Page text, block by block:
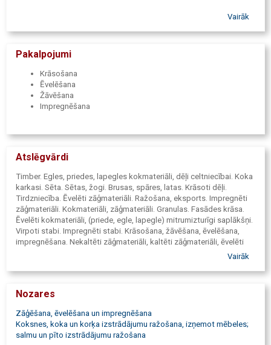
Vairāk
Pakalpojumi
Krāsošana
Ēvelēšana
Žāvēšana
Impregnēšana
Atslēgvārdi
Timber. Egles, priedes, lapegles kokmateriāli, dēļi celtniecībai. Koka
karkasi. Sēta. Sētas, žogi. Brusas, spāres, latas. Krāsoti dēļi.
Tirdzniecība. Ēvelēti zāģmateriāli. Ražošana, eksports. Impregnēti
zāģmateriāli. Kokmateriāli, zāģmateriāli. Granulas. Fasādes krāsa.
Ēvelēti kokmateriāli, (priede, egle, lapegle) mitrumizturīgi saplākšņi.
Virpoti stabi. Impregnēti stabi. Krāsošana, žāvēšana, ēvelēšana,
impregnēšana. Nekaltēti zāģmateriāli, kaltēti zāģmateriāli, ēvelēti
zāģmateriāli C16/C18/C24. Apdares materiāli. Augstspiediena
terases, bērza mēbeļu sagataves, audzēti un līmēti materiāli, koku
ražošanai, būvkonstrukciju materiāli. Terases dēļi, dēļi, kokmateriāli,
spaŗes, latas, krāsoti dēļi, ēvelēti zāģmateriāli, kokmateriālu
eksports, fasādes krāsa, fasāde, fasādes, mitrumizturīgi saplākšņi,
virpoti stabi, impregnēti stabi, kaltēti kokmateriāli, apdares
Vairāk
Nozares
Zāģēšana, ēvelēšana un impregnēšana
Koksnes, koka un korķa izstrādājumu ražošana, izņemot mēbeles;
salmu un pīto izstrādājumu ražošana